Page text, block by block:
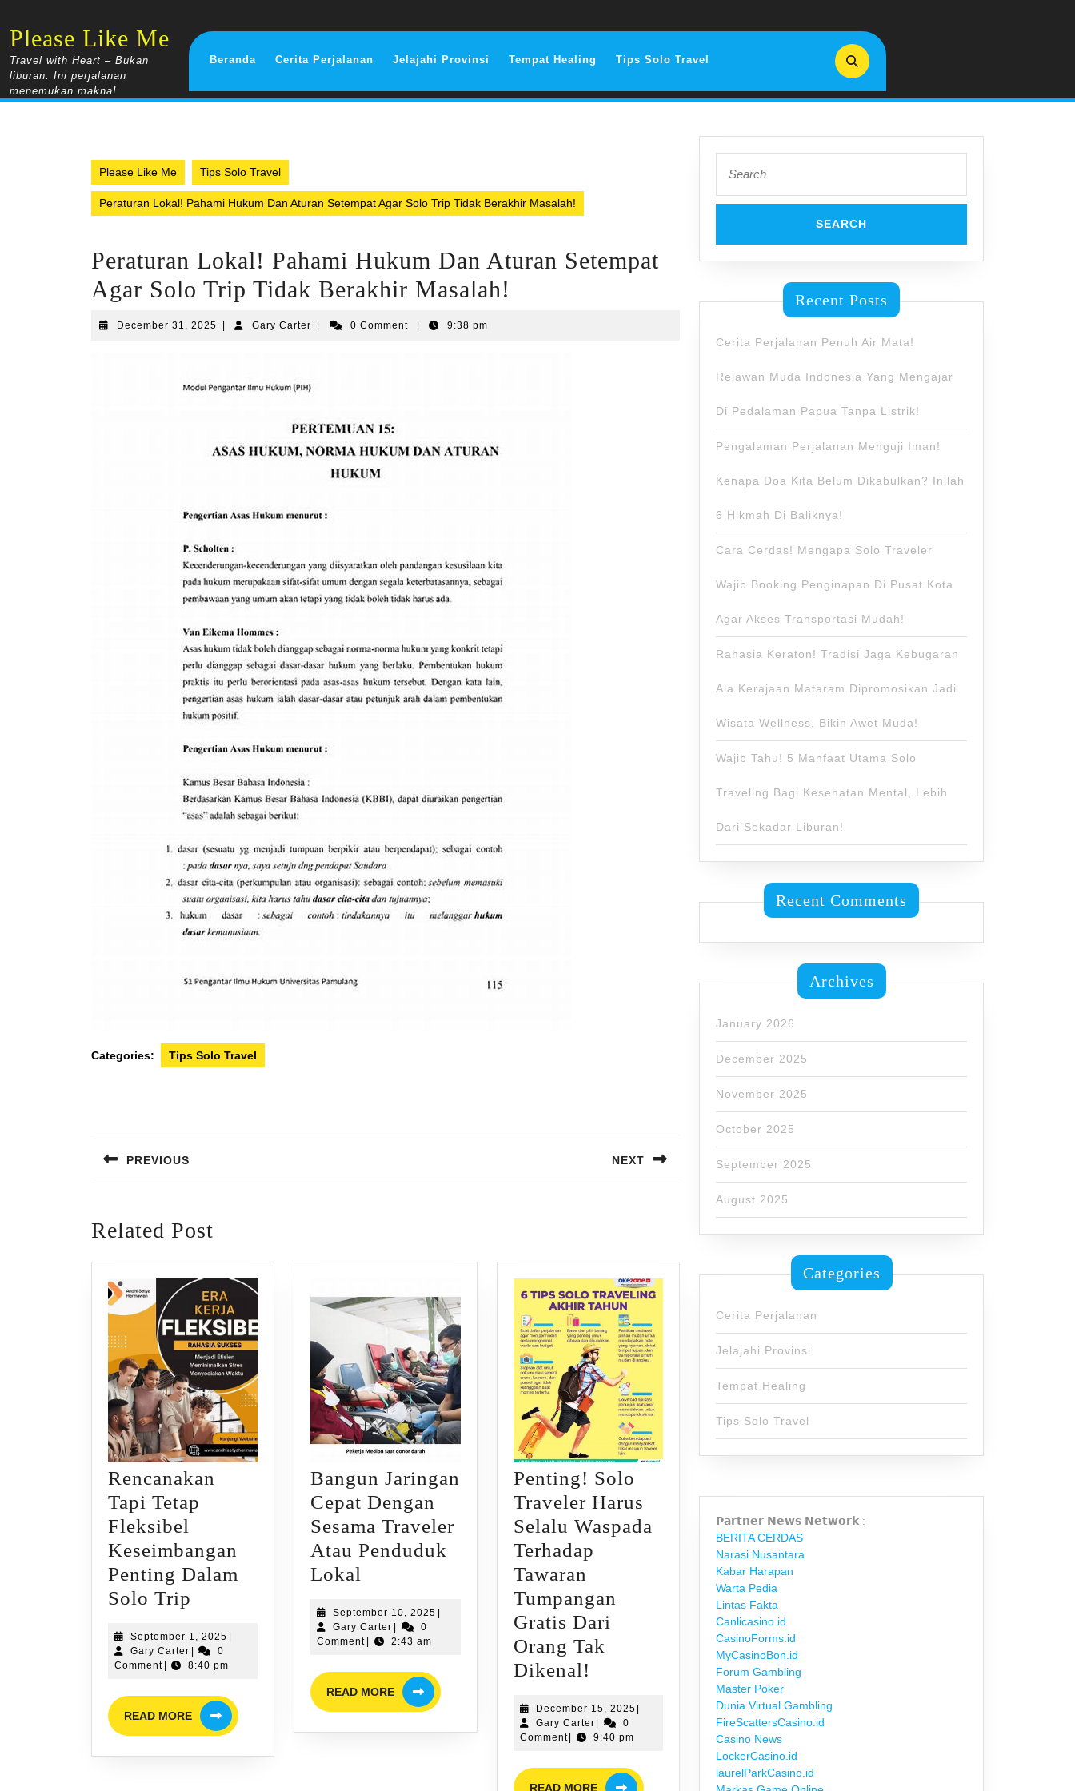
content
Please Like Me
Travel with Heart – Bukan
liburan. Ini perjalanan
menemukan makna!
Beranda Cerita Perjalanan Jelajahi Provinsi Tempat Healing Tips Solo Travel
Please Like Me Tips Solo Travel
Peraturan Lokal! Pahami Hukum Dan Aturan Setempat Agar Solo Trip Tidak Berakhir Masalah!
Peraturan Lokal! Pahami Hukum Dan Aturan Setempat
Agar Solo Trip Tidak Berakhir Masalah!
December 31, 2025 DecemberGary Carter Gary
0 Comment 9:38 pm
Categories: Tips Solo Travel
navigation
PREVIOUS NEXT
Related Post
Rencanakan
Tapi Tetap
Fleksibel
Keseimbangan
Penting Dalam
Solo Trip
Tetap
Fleksibel
Keseimbangan
Penting
Dalam
September 1, 2025 September
2025
Gary Carter Gary
Carter
0
Comment
8:40 pm
READ MORE
READ
MORE
Bangun Jaringan
Cepat Dengan
Sesama Traveler
Atau Penduduk
Lokal
Cepat
Dengan
Sesama
Traveler
Atau
September 10, 2025 September
Gary Carter Gary
Carter
0
Comment
2:43 am
READ MORE
READ
MORE
Penting! Solo
Traveler Harus
Selalu Waspada
Terhadap
Tawaran
Tumpangan
Gratis Dari
Orang Tak
Dikenal!
Traveler
Harus
Selalu
December 15, 2025December
Gary CarterGary
Carter
0
Comment
9:40 pm
READ MORE
READ
for:
Recent Posts
Cerita Perjalanan Penuh Air Mata!
Relawan Muda Indonesia Yang Mengajar
Di Pedalaman Papua Tanpa Listrik!
Pengalaman Perjalanan Menguji Iman!
Kenapa Doa Kita Belum Dikabulkan? Inilah
6 Hikmah Di Baliknya!
Cara Cerdas! Mengapa Solo Traveler
Wajib Booking Penginapan Di Pusat Kota
Agar Akses Transportasi Mudah!
Rahasia Keraton! Tradisi Jaga Kebugaran
Ala Kerajaan Mataram Dipromosikan Jadi
Wisata Wellness, Bikin Awet Muda!
Wajib Tahu! 5 Manfaat Utama Solo
Traveling Bagi Kesehatan Mental, Lebih
Dari Sekadar Liburan!
Recent Comments
Archives
January 2026
December 2025
November 2025
October 2025
September 2025
August 2025
Categories
Cerita Perjalanan
Jelajahi Provinsi
Tempat Healing
Tips Solo Travel
𝗣𝗮𝗿𝘁𝗻𝗲𝗿 𝗡𝗲𝘄𝘀 𝗡𝗲𝘁𝘄𝗼𝗿𝗸 :
BERITA CERDAS
Narasi Nusantara
Kabar Harapan
Warta Pedia
Lintas Fakta
Canlicasino.id
CasinoForms.id
MyCasinoBon.id
Forum Gambling
Master Poker
Dunia Virtual Gambling
FireScattersCasino.id
Casino News
LockerCasino.id
laurelParkCasino.id